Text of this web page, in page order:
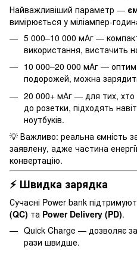
Найважливіший параметр —
вимірюється у міліампер-
5 000–10 000 мАг —
використання, вистачить
10 000–20 000 мАг —
подорожей, можна
20 000+ мАг — для тих, хто
до розетки, підходять
ноутбуків.
💡 Важливо: реальна ємність
заявлену, адже частина
конвертацію.
⚡ Швидка зарядка
Сучасні Power bank
(QC) та Power Delivery (PD).
Quick Charge — дозволяє
рази швидше.